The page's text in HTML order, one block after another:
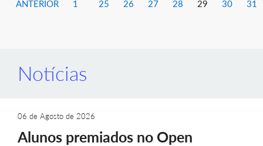
ANTERIOR 1 25 26 27 28 29 30 31
Notícias
06 de Agosto de 2026
Alunos premiados no Open